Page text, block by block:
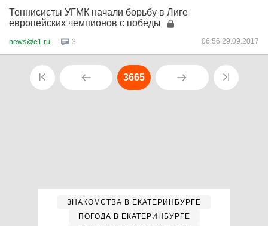
Теннисисты УГМК начали борьбу в Лиге
европейских чемпионов с победы
news@e1.ru 3 06:56 29.09.2017
3665
ЗНАКОМСТВА В ЕКАТЕРИНБУРГЕ
ПОГОДА В ЕКАТЕРИНБУРГЕ